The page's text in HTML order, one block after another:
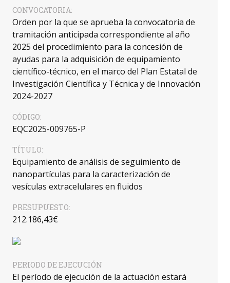
CONVOCATORIA:
Orden por la que se aprueba la convocatoria de
tramitación anticipada correspondiente al año
2025 del procedimiento para la concesión de
ayudas para la adquisición de equipamiento
científico-técnico, en el marco del Plan Estatal de
Investigación Científica y Técnica y de Innovación
2024-2027
CÓDIGO:
EQC2025-009765-P
TÍTULO:
Equipamiento de análisis de seguimiento de
nanopartículas para la caracterización de
vesículas extracelulares en fluidos
PRESUPUESTO:
212.186,43€
PERIODO DE EJECUCIÓN
El período de ejecución de la actuación estará